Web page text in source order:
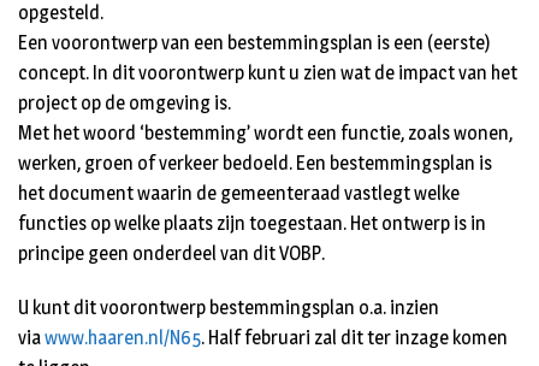
opgesteld.
Een voorontwerp van een bestemmingsplan is een (eerste)
concept. In dit voorontwerp kunt u zien wat de impact van het
project op de omgeving is.
Met het woord ‘bestemming’ wordt een functie, zoals wonen,
werken, groen of verkeer bedoeld. Een bestemmingsplan is
het document waarin de gemeenteraad vastlegt welke
functies op welke plaats zijn toegestaan. Het ontwerp is in
principe geen onderdeel van dit VOBP.
U kunt dit voorontwerp bestemmingsplan o.a. inzien
viawww.haaren.nl/N65. Half februari zal dit ter inzage komen